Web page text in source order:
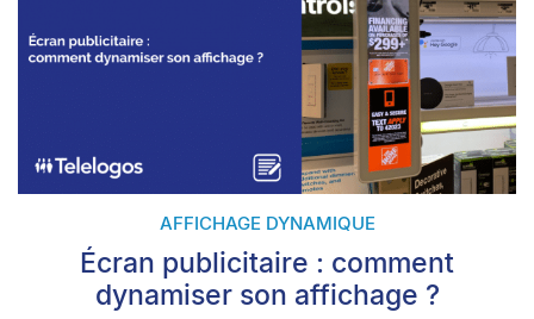
AFFICHAGE DYNAMIQUE
Écran publicitaire : comment
dynamiser son affichage ?